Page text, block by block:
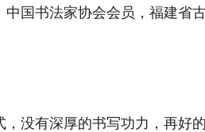
中国书法家协会会员，福建省
，没有深厚的书写功力，再好